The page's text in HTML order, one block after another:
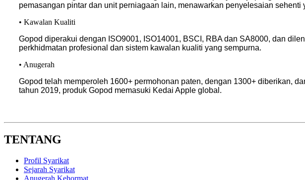
pemasangan pintar dan unit perniagaan lain, menawarkan penyelesaian sehenti
• Kawalan Kualiti
Gopod diperakui dengan ISO9001, ISO14001, BSCI, RBA dan SA8000, dan
perkhidmatan profesional dan sistem kawalan kualiti yang sempurna.
• Anugerah
Gopod telah memperoleh 1600+ permohonan paten, dengan 1300+ diberikan,
tahun 2019, produk Gopod memasuki Kedai Apple global.
TENTANG
Profil Syarikat
Sejarah Syarikat
Anugerah Kehormat